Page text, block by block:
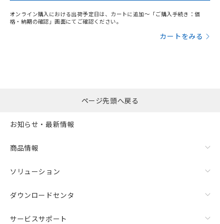
オンライン購入における出荷予定日は、カートに追加～「ご購入手続き：価
格・納期の確認」画面にてご確認ください。
カートをみる
ページ先頭へ戻る
お知らせ・最新情報
商品情報
ソリューション
ダウンロードセンタ
サービスサポート